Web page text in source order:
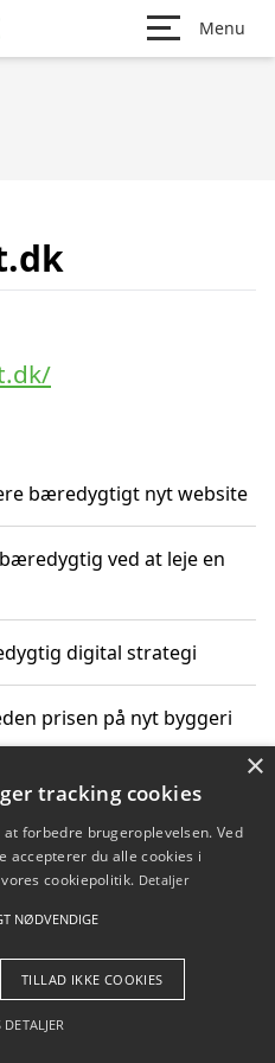
Menu
bæredygtigt nyt website
ved at leje en
digital strategi
prisen på nyt byggeri
uden binding
- Pilanto Aps
Betingelser
×
tracking cookies
forbedre brugeroplevelsen. Ved
accepterer du alle cookies i
cookiepolitik. Detaljer
NØDVENDIGE
TILLAD IKKE COOKIES
DETALJER